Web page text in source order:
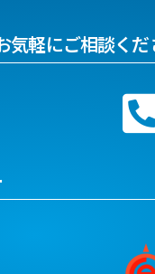
気軽にご相談くだ